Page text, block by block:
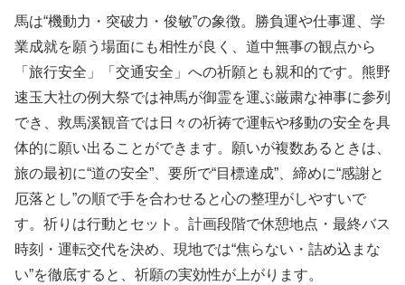
馬は“機動力・突破力・俊敏”の象徴。勝負運や仕事運、学
業成就を願う場面にも相性が良く、道中無事の観点から
「旅行安全」「交通安全」への祈願とも親和的です。熊野
速玉大社の例大祭では神馬が御霊を運ぶ厳粛な神事に参列
でき、救馬溪観音では日々の祈祷で運転や移動の安全を具
体的に願い出ることができます。願いが複数あるときは、
旅の最初に“道の安全”、要所で“目標達成”、締めに“感謝と
厄落とし”の順で手を合わせると心の整理がしやすいで
す。祈りは行動とセット。計画段階で休憩地点・最終バス
時刻・運転交代を決め、現地では“焦らない・詰め込まな
い”を徹底すると、祈願の実効性が上がります。